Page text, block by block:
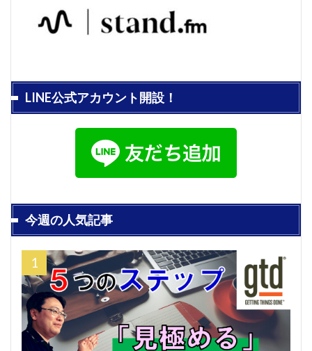
LINE公式アカウント開設！
今週の人気記事